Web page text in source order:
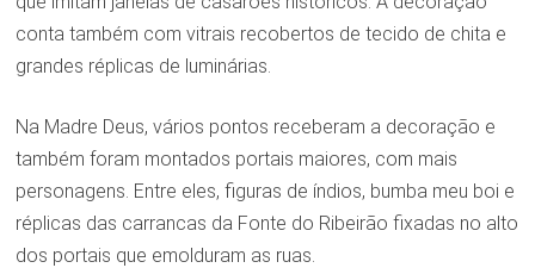
conta também com vitrais recobertos de tecido de chita e
grandes réplicas de luminárias.
Na Madre Deus, vários pontos receberam a decoração e
também foram montados portais maiores, com mais
personagens. Entre eles, figuras de índios, bumba meu boi e
réplicas das carrancas da Fonte do Ribeirão fixadas no alto
dos portais que emolduram as ruas.